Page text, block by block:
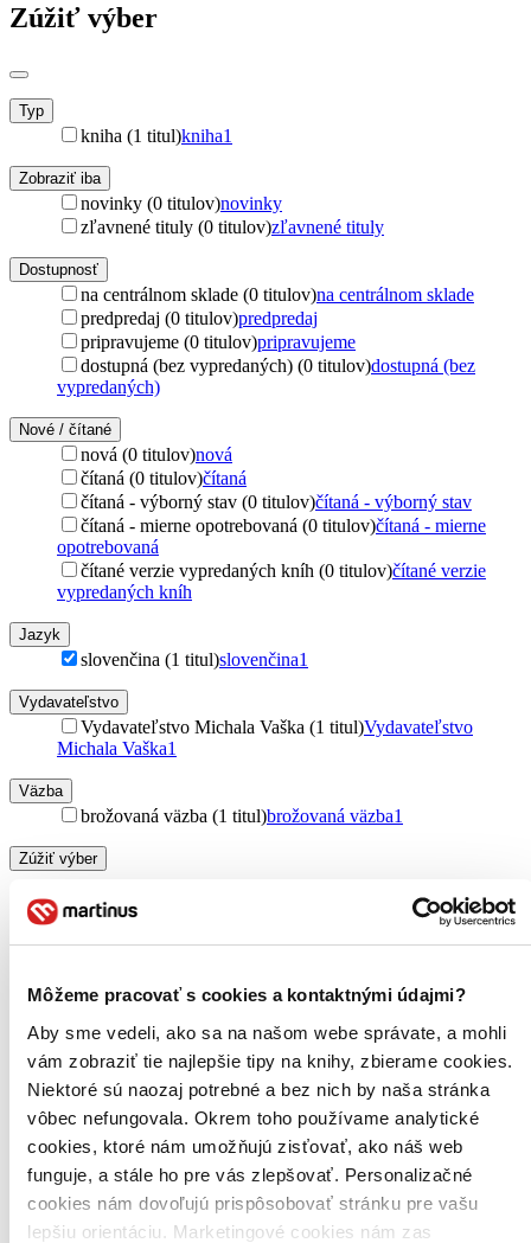
Môžeme pracovať s cookies a kontaktnými údajmi?
Aby sme vedeli, ako sa na našom webe správate, a mohli
vám zobraziť tie najlepšie tipy na knihy, zbierame cookies.
Niektoré sú naozaj potrebné a bez nich by naša stránka
vôbec nefungovala. Okrem toho používame analytické
cookies, ktoré nám umožňujú zisťovať, ako náš web
funguje, a stále ho pre vás zlepšovať. Personalizačné
cookies nám dovoľujú prispôsobovať stránku pre vašu
lepšiu orientáciu. Marketingové cookies nám zas
Zúžiť výber
Typ
kniha (1 titul)kniha1
Zobraziť iba
novinky (0 titulov)novinky
zľavnené tituly (0 titulov)zľavnené tituly
Dostupnosť
na centrálnom sklade (0 titulov)na centrálnom sklade
predpredaj (0 titulov)predpredaj
pripravujeme (0 titulov)pripravujeme
dostupná (bez vypredaných) (0 titulov)dostupná (bez
vypredaných)
Nové / čítané
nová (0 titulov)nová
čítaná (0 titulov)čítaná
čítaná - výborný stav (0 titulov)čítaná - výborný stav
čítaná - mierne opotrebovaná (0 titulov)čítaná - mierne
opotrebovaná
čítané verzie vypredaných kníh (0 titulov)čítané verzie
vypredaných kníh
Jazyk
slovenčina (1 titul)slovenčina1
Vydavateľstvo
Vydavateľstvo Michala Vaška (1 titul)Vydavateľstvo
Michala Vaška1
Väzba
brožovaná väzba (1 titul)brožovaná väzba1
Zúžiť výber
Zoradiť
Top hodnotené
Novinky
Najdrahšie
Najvyššia zľava
Použité filtre
Zrušiť filtre
So žltou obálkouV slovenskom jazyku